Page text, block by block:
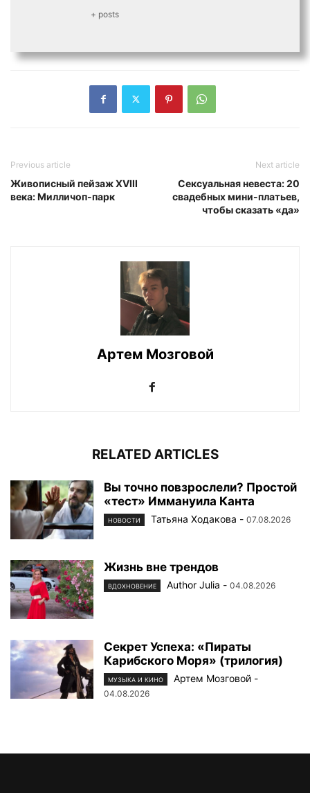
+ posts
Previous article
Живописный пейзаж XVIII
века: Милличоп-парк
Next article
Сексуальная невеста: 20
свадебных мини-платьев,
чтобы сказать «да»
Артем Мозговой
RELATED ARTICLES
Вы точно повзрослели? Простой
«тест» Иммануила Канта
НОВОСТИ Татьяна Ходакова - 07.08.2026
Жизнь вне трендов
ВДОХНОВЕНИЕ Author Julia - 04.08.2026
Секрет Успеха: «Пираты
Карибского Моря» (трилогия)
МУЗЫКА И КИНО Артем Мозговой -
04.08.2026